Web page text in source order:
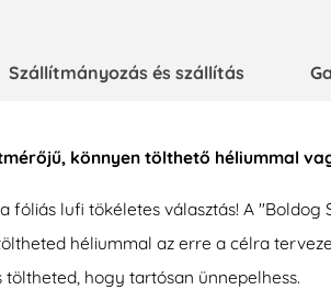
Szállítmányozás és szállítás
könnyen tölthető héliummal
lufi tökéletes választás! A
héliummal az erre a célra
hogy tartósan ünnepelhess.